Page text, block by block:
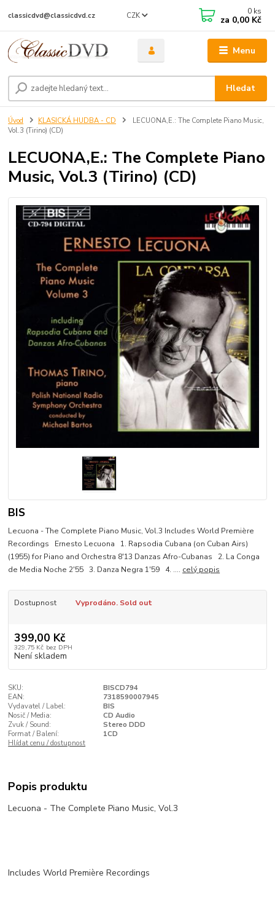
Menu
CZK
Hledat
classicdvd@classicdvd.cz 0 ks
za 0,00 Kč
Úvod KLASICKÁ HUDBA - CD
LECUONA,E.: The Complete Piano Music,
Vol.3 (Tirino) (CD)
LECUONA,E.: The Complete Piano
Music, Vol.3 (Tirino) (CD)
BIS
Lecuona - The Complete Piano Music, Vol.3 Includes World Première
Recordings Ernesto Lecuona 1. Rapsodia Cubana (on Cuban Airs)
(1955) for Piano and Orchestra 8'13 Danzas Afro-Cubanas 2. La Conga
de Media Noche 2'55 3. Danza Negra 1'59 4. .... celý popis
Dostupnost Vyprodáno. Sold out
399,00 Kč
329,75 Kč bez DPH
Není skladem
SKU:
BISCD794
EAN:
7318590007945
Vydavatel / Label:
BIS
Nosič / Media:
CD Audio
Zvuk / Sound:
Stereo DDD
Format / Balení:
1CD
Hlídat cenu / dostupnost
Popis produktu
Lecuona - The Complete Piano Music, Vol.3
Includes World Première Recordings